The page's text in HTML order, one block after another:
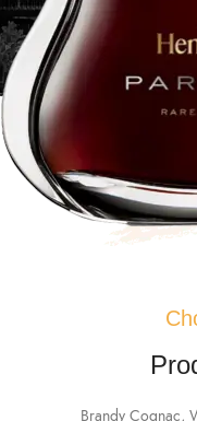
Brandy Cognac,